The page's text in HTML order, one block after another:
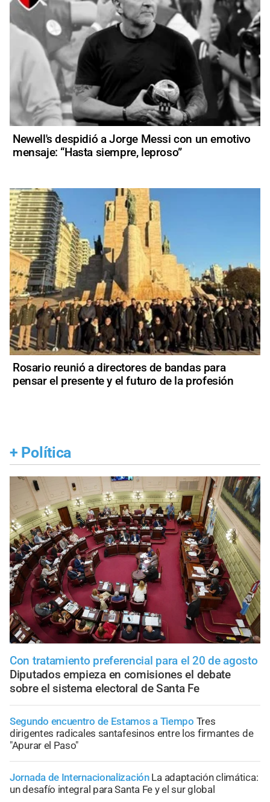
Newell's despidió a Jorge Messi con un emotivo
mensaje: “Hasta siempre, leproso”
Rosario reunió a directores de bandas para
pensar el presente y el futuro de la profesión
+ Política
Con tratamiento preferencial para el 20 de agosto
Diputados empieza en comisiones el debate
sobre el sistema electoral de Santa Fe
Segundo encuentro de Estamos a Tiempo Tres
dirigentes radicales santafesinos entre los firmantes de
"Apurar el Paso"
Jornada de Internacionalización La adaptación climática:
un desafío integral para Santa Fe y el sur global